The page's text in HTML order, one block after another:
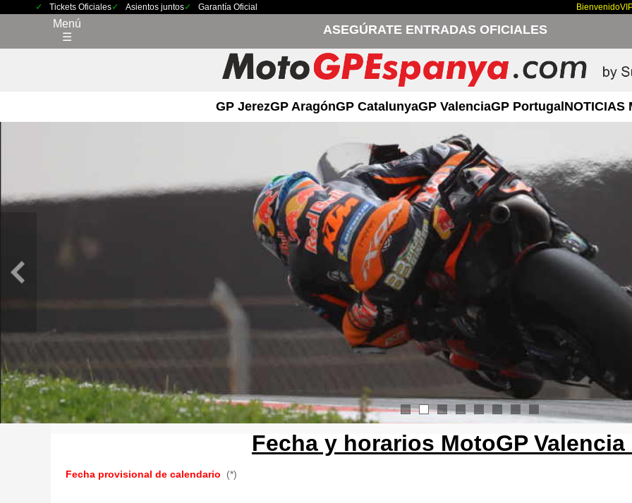
Tickets Oficiales Asientos juntos Garantía Oficial Bienvenido
Menú
☰
ASEGÚRATE ENTRADAS OFICIALES
GP JerezGP AragónGP CatalunyaGP ValenciaGP PortugalNOTICIAS
1 3 4
Fecha y horarios MotoGP Valencia
Fecha provisional de calendario (*)